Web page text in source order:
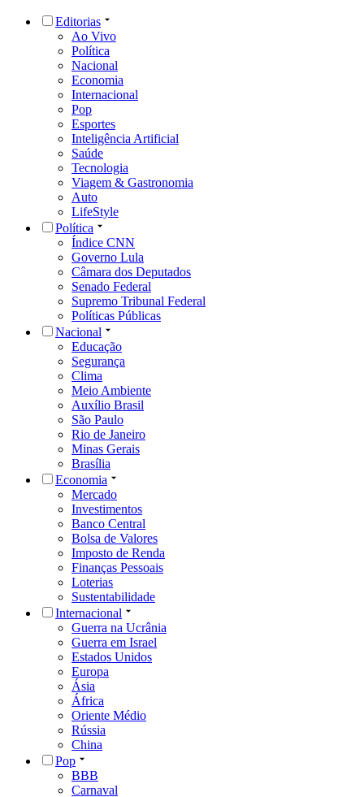
Editorias
Ao Vivo
Política
Nacional
Economia
Internacional
Pop
Esportes
Inteligência Artificial
Saúde
Tecnologia
Viagem & Gastronomia
Auto
LifeStyle
Política
Índice CNN
Governo Lula
Câmara dos Deputados
Senado Federal
Supremo Tribunal Federal
Políticas Públicas
Nacional
Educação
Segurança
Clima
Meio Ambiente
Auxílio Brasil
São Paulo
Rio de Janeiro
Minas Gerais
Brasília
Economia
Mercado
Investimentos
Banco Central
Bolsa de Valores
Imposto de Renda
Finanças Pessoais
Loterias
Sustentabilidade
Internacional
Guerra na Ucrânia
Guerra em Israel
Estados Unidos
Europa
Ásia
África
Oriente Médio
Rússia
China
Pop
BBB
Carnaval